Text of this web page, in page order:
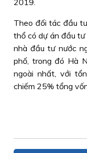
2019.
Theo đối tác đầu
thổ có dự án đầu
nhà đầu tư nước
phố, trong đó Hà
ngoài nhất, với
chiếm 25% tổng